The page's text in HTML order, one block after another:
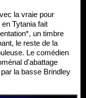
la vraie pour
Tytania fait
un timbre
le reste de la
Le comédien
d'abattage
la basse Brindley